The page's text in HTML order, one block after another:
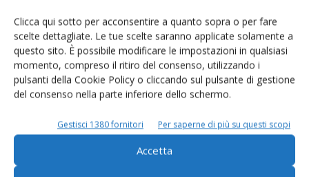
Clicca qui sotto per acconsentire a quanto sopra o per fare
scelte dettagliate. Le tue scelte saranno applicate solamente a
questo sito. È possibile modificare le impostazioni in qualsiasi
momento, compreso il ritiro del consenso, utilizzando i
pulsanti della Cookie Policy o cliccando sul pulsante di gestione
del consenso nella parte inferiore dello schermo.
Gestisci 1380 fornitori Per saperne di più su questi scopi
Accetta
Rimani aggiornato sul mondo
dell’agricoltura
Iscriviti alle nostre newsletter